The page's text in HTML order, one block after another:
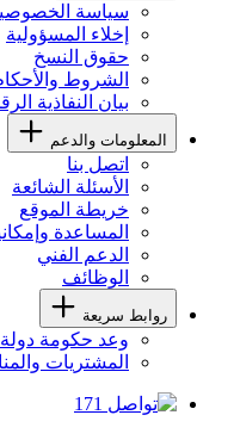
سياسة
إخلاء المسؤولية
حقوق النسخ
الشروط
بيان النفاذية
المعلومات والدعم
اتصل بنا
الأسئلة الشائعة
خريطة الموقع
المساعدة
الدعم الفني
الوظائف
روابط سريعة
وعد حكومة دولة
المشتريات